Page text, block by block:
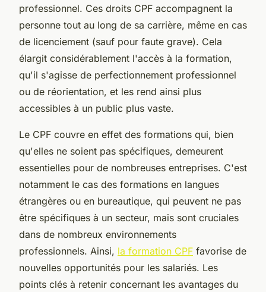
professionnel. Ces droits CPF accompagnent la
personne tout au long de sa carrière, même en cas
de licenciement (sauf pour faute grave). Cela
élargit considérablement l'accès à la formation,
qu'il s'agisse de perfectionnement professionnel
ou de réorientation, et les rend ainsi plus
accessibles à un public plus vaste.
Le CPF couvre en effet des formations qui, bien
qu'elles ne soient pas spécifiques, demeurent
essentielles pour de nombreuses entreprises. C'est
notamment le cas des formations en langues
étrangères ou en bureautique, qui peuvent ne pas
être spécifiques à un secteur, mais sont cruciales
dans de nombreux environnements
professionnels. Ainsi, la formation CPF favorise de
nouvelles opportunités pour les salariés. Les
points clés à retenir concernant les avantages du